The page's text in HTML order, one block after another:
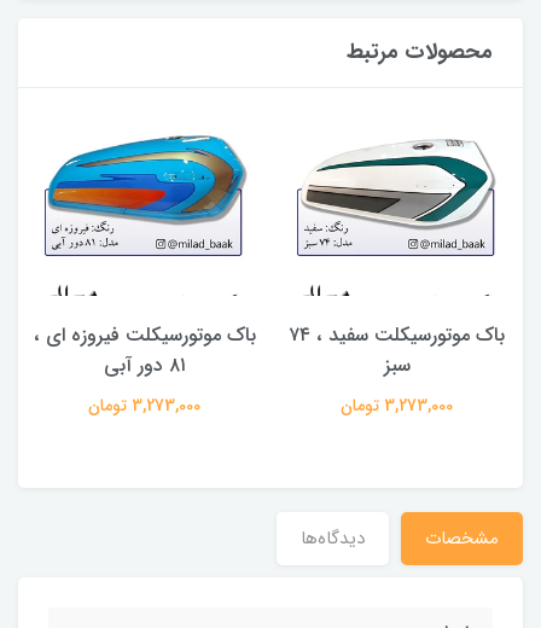
محصولات مرتبط
باک موتورسیکلت سفید ، ۷۴
سبز
3,273,000 تومان
باک موتورسیکلت فیروزه ای ،
۸۱ دور آبی
3,273,000 تومان
مشخصات دیدگاه‌ها